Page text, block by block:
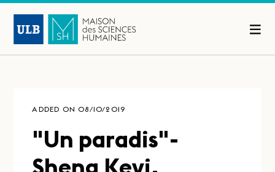
ADDED ON 08/10/2019
"Un paradis"-